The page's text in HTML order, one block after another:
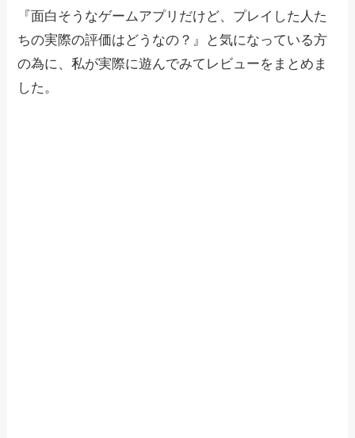
『面白そうなゲームアプリだけど、プレイした人た
ちの実際の評価はどうなの？』と気になっている方
の為に、私が実際に遊んでみてレビューをまとめま
した。